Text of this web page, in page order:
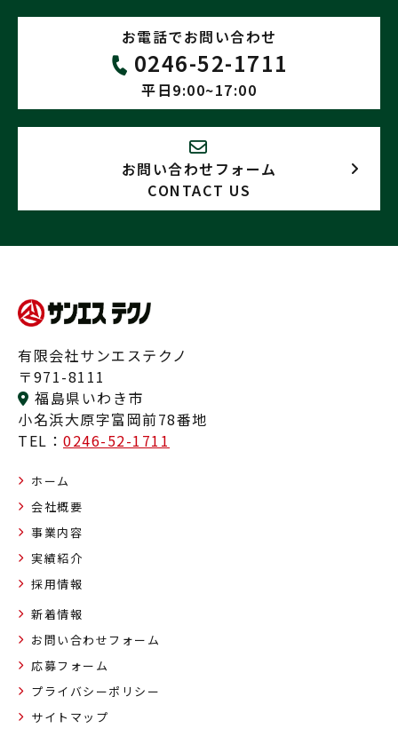
お電話でお問い合わせ
0246-52-1711
平日9:00~17:00
お問い合わせフォーム
CONTACT US
有限会社サンエステクノ
〒971-8111
福島県いわき市
小名浜大原字富岡前78番地
TEL： 0246-52-1711
ホーム
会社概要
事業内容
実績紹介
採用情報
新着情報
お問い合わせフォーム
応募フォーム
プライバシーポリシー
サイトマップ